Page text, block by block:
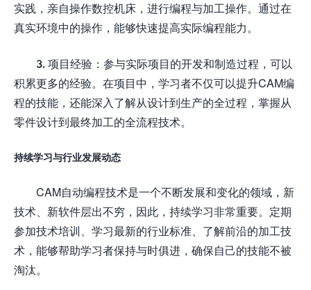
实践，亲自操作数控机床，进行编程与加工操作。通过在
真实环境中的操作，能够快速提高实际编程能力。
3. 项目经验：参与实际项目的开发和制造过程，可以
积累更多的经验。在项目中，学习者不仅可以提升CAM编
程的技能，还能深入了解从设计到生产的全过程，掌握从
零件设计到最终加工的全流程技术。
持续学习与行业发展动态
CAM自动编程技术是一个不断发展和变化的领域，新
技术、新软件层出不穷，因此，持续学习非常重要。定期
参加技术培训、学习最新的行业标准、了解前沿的加工技
术，能够帮助学习者保持与时俱进，确保自己的技能不被
淘汰。